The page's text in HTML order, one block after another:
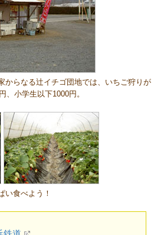
からなる辻イチゴ団地では、いちご狩りが
、小学生以下1000円。
い食べよう！